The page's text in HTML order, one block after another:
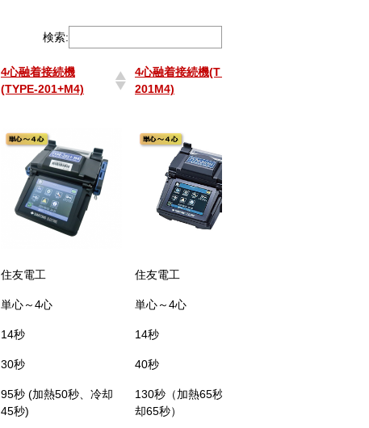
検索:
4心融着接続機
(TYPE-201+M4)
4心融着接続機(T－
201M4)
(TYPE-201+M4)
201M4)
住友電工 住友電工
単心～4心 単心～4心
14秒 14秒
30秒 40秒
95秒 (加熱50秒、冷却
45秒)
130秒（加熱65秒、冷
却65秒）